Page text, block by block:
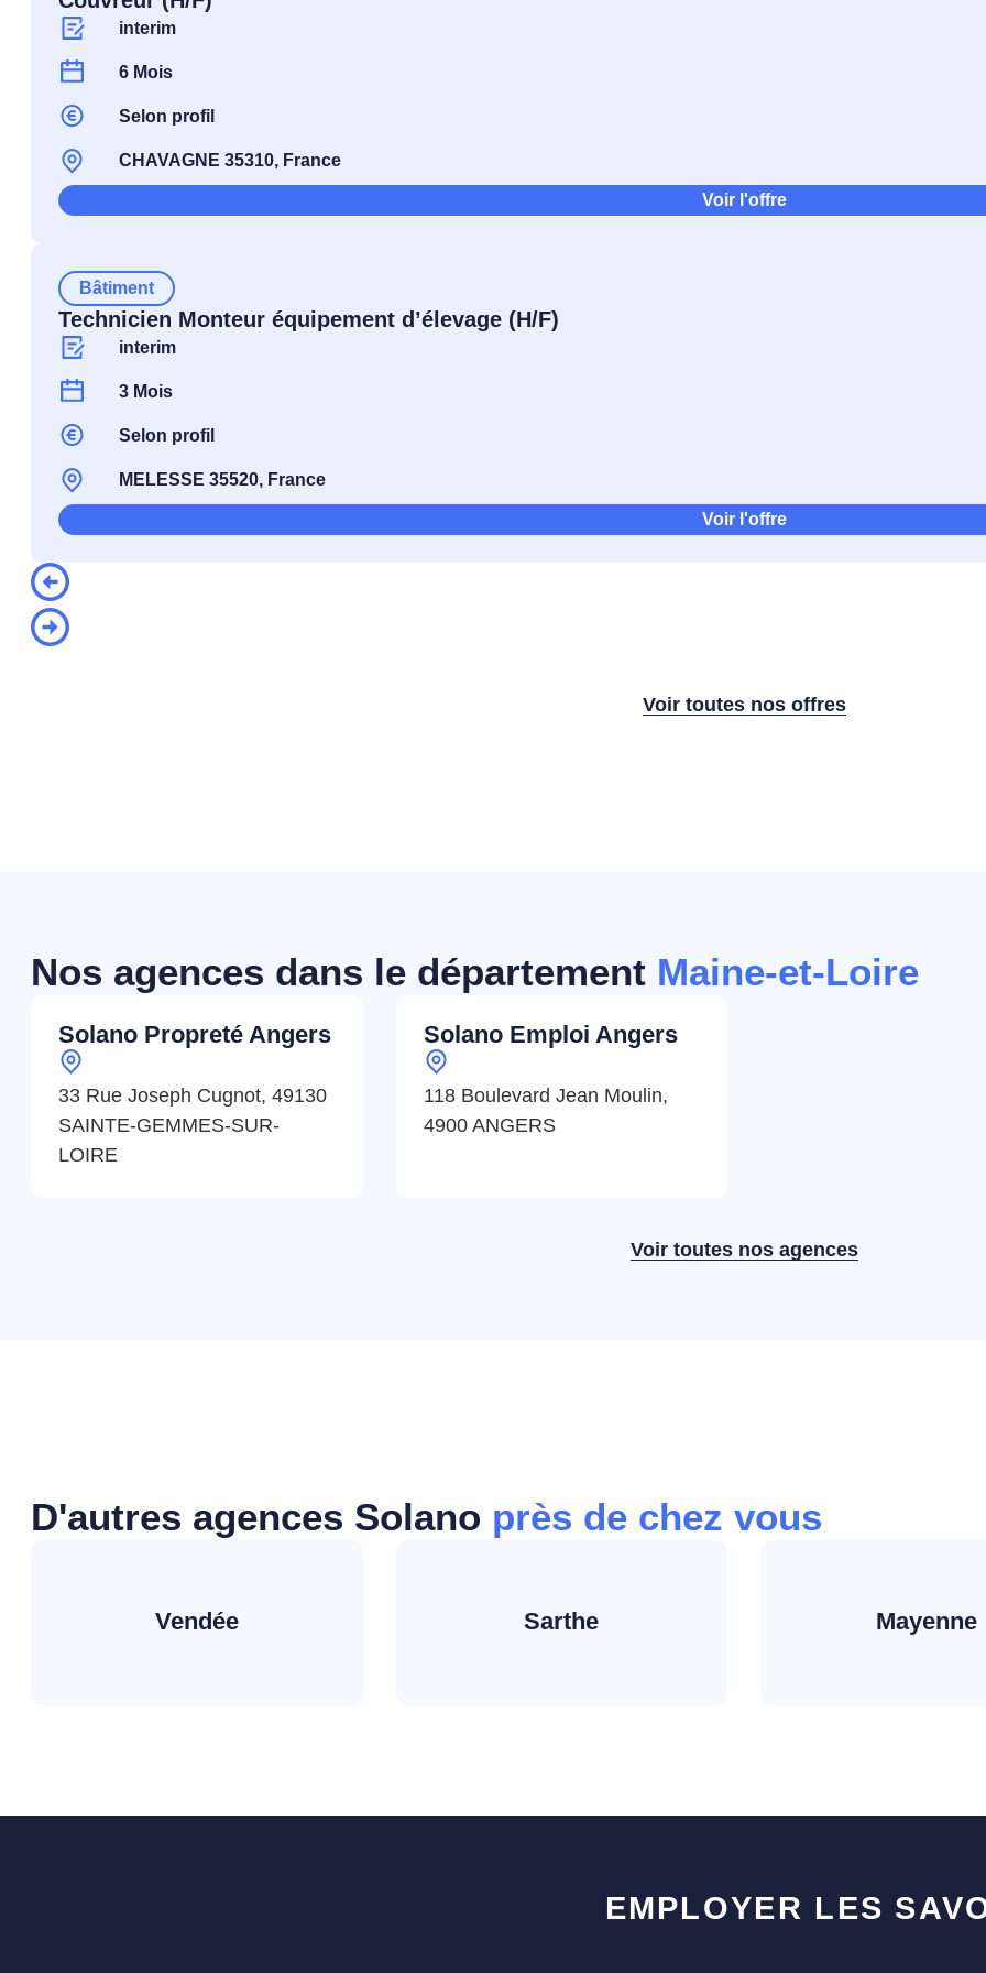
interim
6 Mois
Selon profil
CHAVAGNE 35310, France
Voir l'offre
Bâtiment
Technicien Monteur équipement d’élevage (H/F)
interim
3 Mois
Selon profil
MELESSE 35520, France
Voir l'offre
Voir toutes nos offres
Nos agences dans le département Maine-et-Loire
Solano Propreté Angers
33 Rue Joseph Cugnot, 49130
SAINTE-GEMMES-SUR-
LOIRE
Solano Emploi Angers
118 Boulevard Jean Moulin,
4900 ANGERS
Voir toutes nos agences
D'autres agences Solano près de chez vous
Vendée Sarthe Mayenne
EMPLOYER LES